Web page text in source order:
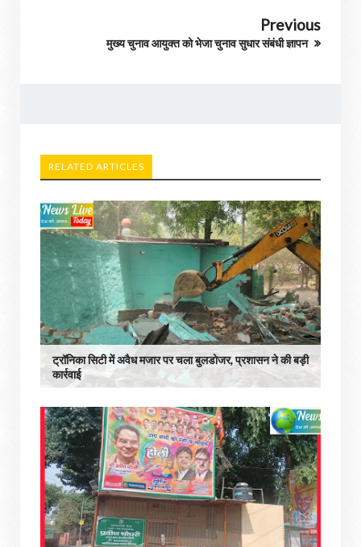
Previous
मुख्य चुनाव आयुक्त को भेजा चुनाव सुधार संबंधी ज्ञापन
RELATED ARTICLES
ट्रॉनिका सिटी में अवैध मजार पर चला बुलडोजर, प्रशासन ने की बड़ी
कार्रवाई